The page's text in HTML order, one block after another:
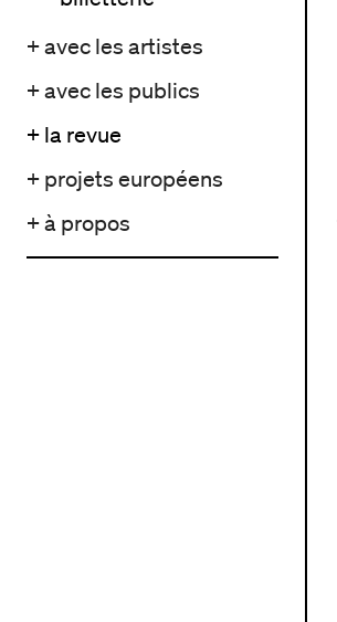
+ avec les artistes
+ avec les publics
+ la revue
+ projets européens
+ à propos